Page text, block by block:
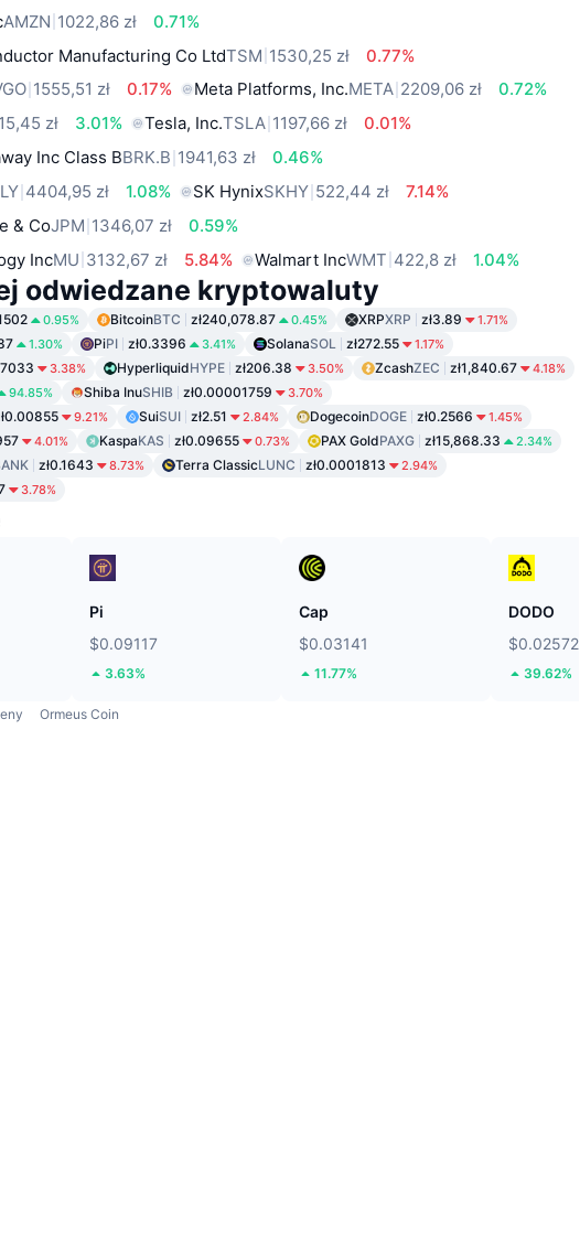
AMZN 1022,86 zł
0.71%
Manufacturing Co LtdTSM 1530,25 zł
0.77%
1555,51 zł 0.17% Meta Platforms, Inc.META 2209,06 zł
0.72%
zł 3.01% Tesla, Inc.TSLA 1197,66 zł
0.01%
Inc Class BBRK.B 1941,63 zł
0.46%
4404,95 zł 1.08% SK HynixSKHY 522,44 zł
7.14%
& CoJPM 1346,07 zł
0.59%
IncMU 3132,67 zł 5.84% Walmart IncWMT 422,8 zł 1.04%
odwiedzane kryptowaluty
0.95% BitcoinBTC zł240,078.87 0.45% XRPXRP zł3.89 1.71%
1.30% PiPI zł0.3396 3.41% SolanaSOL zł272.55 1.17%
3.38% HyperliquidHYPE zł206.38 3.50% ZcashZEC zł1,840.67 4.18%
94.85% Shiba InuSHIB zł0.00001759 3.70%
9.21% SuiSUI zł2.51 2.84% DogecoinDOGE zł0.2566 1.45%
4.01% KaspaKAS zł0.09655 0.73% PAX GoldPAXG zł15,868.33 2.34%
zł0.1643 8.73% Terra ClassicLUNC zł0.0001813 2.94%
3.78%
Pi
$0.09117
3.63%
Cap
$0.03141
11.77%
DODO
$0.02572
39.62%
Ormeus Coin